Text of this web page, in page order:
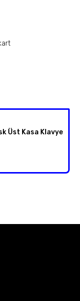
Üst Kasa Klavye